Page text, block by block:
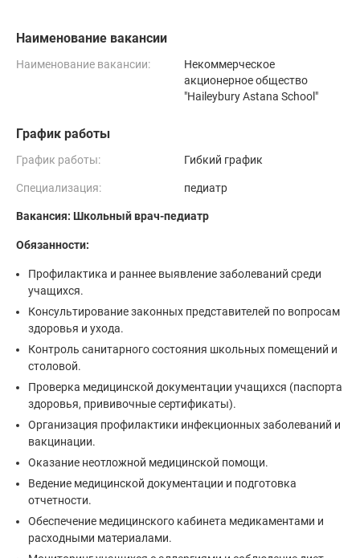
Наименование вакансии
Наименование вакансии:
Некоммерческое
акционерное общество
"Haileybury Astana School"
График работы
График работы: Гибкий график
Специализация: педиатр
Вакансия: Школьный врач-педиатр
Обязанности:
Профилактика и раннее выявление заболеваний среди
учащихся.
Консультирование законных представителей по вопросам
здоровья и ухода.
Контроль санитарного состояния школьных помещений и
столовой.
Проверка медицинской документации учащихся (паспорта
здоровья, прививочные сертификаты).
Организация профилактики инфекционных заболеваний и
вакцинации.
Оказание неотложной медицинской помощи.
Ведение медицинской документации и подготовка
отчетности.
Обеспечение медицинского кабинета медикаментами и
расходными материалами.